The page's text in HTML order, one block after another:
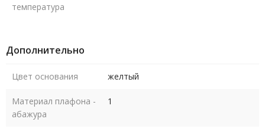
температура
Дополнительно
Цвет основания желтый
Материал плафона -
абажура
1